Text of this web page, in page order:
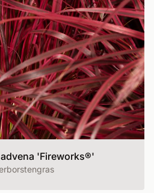
'Fireworks®'